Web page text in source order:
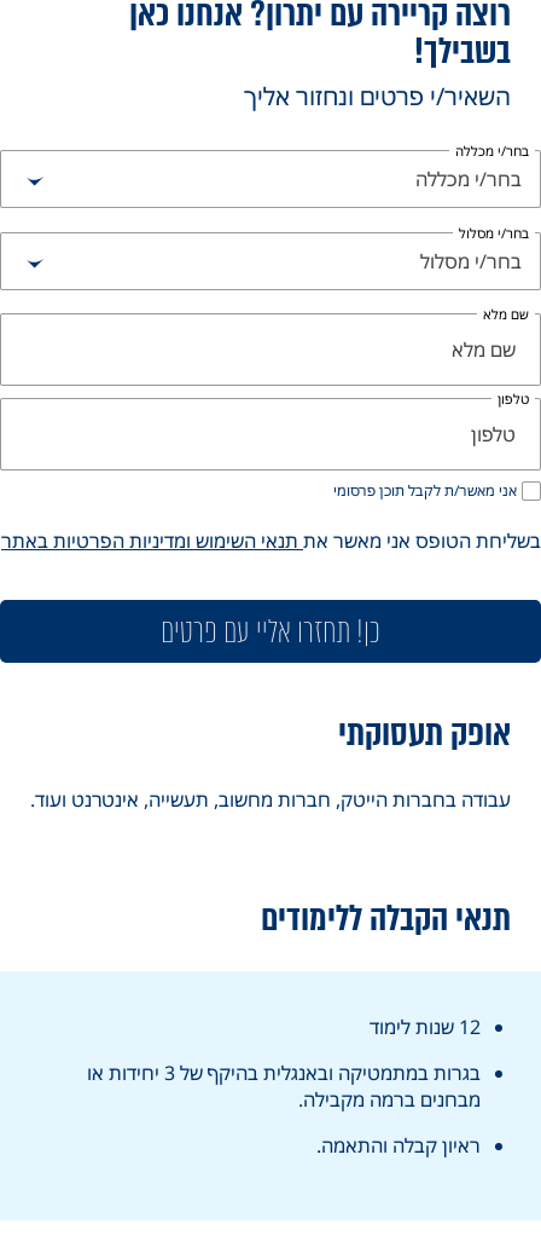
רוצה קריירה עם יתרון? אנחנו כאן
בשבילך!
השאיר/י פרטים ונחזור אליך
י מכללה
בחר/י מכללה
י מסלול
בחר/י מסלול
מלא
אני מאשר/ת לקבל תוכן פרסומי
הטופס אני מאשר אתתנאי השימוש ומדיניות הפרטיות באתר
כן! תחזרו אליי עם פרטים
אופק תעסוקתי
עבודה בחברות הייטק, חברות מחשוב, תעשייה, אינטרנט ועוד.
תנאי הקבלה ללימודים
12 שנות לימוד
בגרות במתמטיקה ובאנגלית בהיקף של 3 יחידות או
מבחנים ברמה מקבילה.
ראיון קבלה והתאמה.